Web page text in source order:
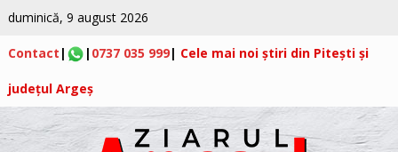
duminică, 9 august 2026
Contact | | 0737 035 999| Cele mai noi știri din Pitești și
județul Argeș